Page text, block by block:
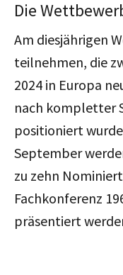
Die
Am diesjährigen
teilnehmen, die
2024 in Europa
nach kompletter
positioniert
September
zu zehn
Fachkonferenz
präsentiert